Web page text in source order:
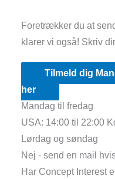
Foretrækker du at
klarer vi også! Skriv
Tilmeld dig
her
Mandag til fredag
USA: 14:00 til 22:00
Lørdag og søndag
Nej - send en mail
Har Concept Interest